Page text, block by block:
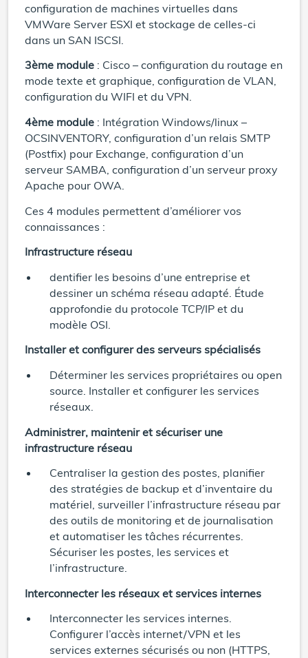
configuration de machines virtuelles dans
VMWare Server ESXI et stockage de celles-ci
dans un SAN ISCSI.
3ème module : Cisco – configuration du routage en
mode texte et graphique, configuration de VLAN,
configuration du WIFI et du VPN.
4ème module : Intégration Windows/linux –
OCSINVENTORY, configuration d’un relais SMTP
(Postfix) pour Exchange, configuration d’un
serveur SAMBA, configuration d’un serveur proxy
Apache pour OWA.
Ces 4 modules permettent d’améliorer vos
connaissances :
Infrastructure réseau
dentifier les besoins d’une entreprise et
dessiner un schéma réseau adapté. Étude
approfondie du protocole TCP/IP et du
modèle OSI.
Installer et configurer des serveurs spécialisés
Déterminer les services propriétaires ou open
source. Installer et configurer les services
réseaux.
Administrer, maintenir et sécuriser une
infrastructure réseau
Centraliser la gestion des postes, planifier
des stratégies de backup et d’inventaire du
matériel, surveiller l’infrastructure réseau par
des outils de monitoring et de journalisation
et automatiser les tâches récurrentes.
Sécuriser les postes, les services et
l’infrastructure.
Interconnecter les réseaux et services internes
Interconnecter les services internes.
Configurer l’accès internet/VPN et les
services externes sécurisés ou non (HTTPS,